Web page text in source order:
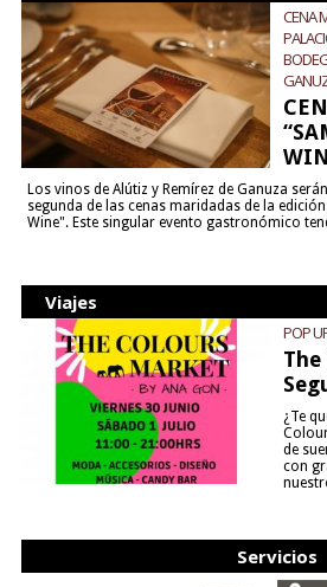
CENA
Los vinos de Alútiz y Remírez de Ganuza
segunda de las cenas maridadas de la
Wine". Este singular evento gastronómico
Viajes
POP
¿Te
de
con
Servicios